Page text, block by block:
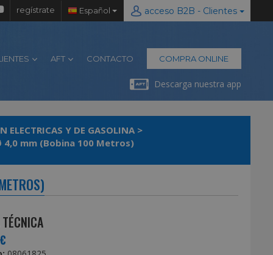
regístrate Español acceso B2B - Clientes
AFT CONTACTO COMPRA ONLINE
Descarga nuestra app
ELECTRICAS Y DE GASOLINA >
Nylon Cuadrado Profesional Ø 4,0 mm (Bobina 100 Metros)